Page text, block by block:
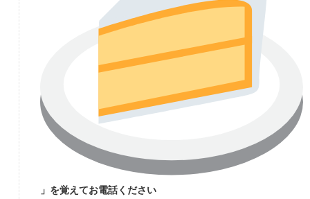
」を覚えてお電話ください